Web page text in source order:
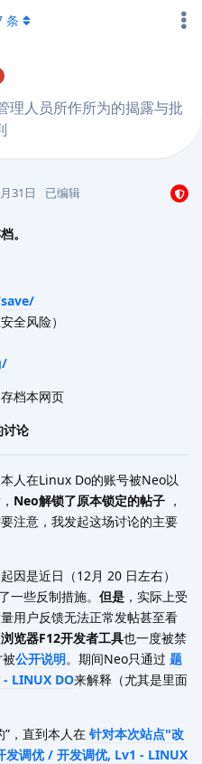
理人员所作所为的揭露与批
条
31日 已编辑
。
全风险）
档本网页
讨论
人在Linux Do的账号被Neo以
Neo解锁了原本锁定的帖子 ，
注意，我发起这场讨论的主要
因是近日（12月 20 日左右）
一些反制措施。 但是 ，实际上受
用户反馈无法正常发帖甚至看
浏览器F12开发者工具也一度被禁
公开说明。期间Neo只通过 题
- LINUX DO来解释（尤其是里面
，直到本人在 针对本次站点"改
发调优 / 开发调优, Lv1 - LINUX